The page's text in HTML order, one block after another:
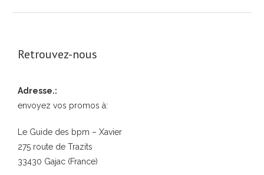
Retrouvez-nous
Adresse.:
envoyez vos promos à:
Le Guide des bpm – Xavier
275 route de Trazits
33430 Gajac (France)